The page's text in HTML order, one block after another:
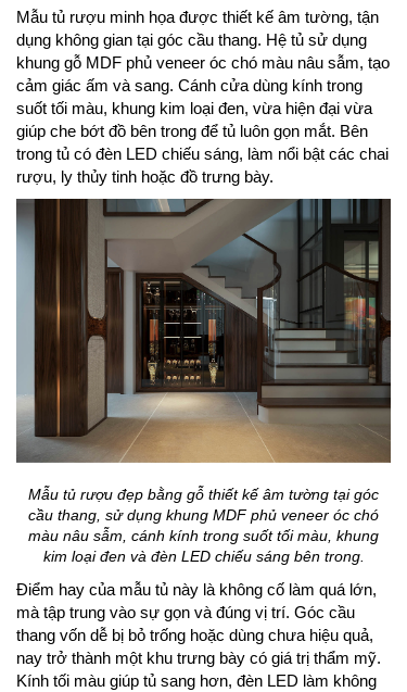
Mẫu tủ rượu minh họa được thiết kế âm tường, tận
dụng không gian tại góc cầu thang. Hệ tủ sử dụng
khung gỗ MDF phủ veneer óc chó màu nâu sẫm, tạo
cảm giác ấm và sang. Cánh cửa dùng kính trong
suốt tối màu, khung kim loại đen, vừa hiện đại vừa
giúp che bớt đồ bên trong để tủ luôn gọn mắt. Bên
trong tủ có đèn LED chiếu sáng, làm nổi bật các chai
rượu, ly thủy tinh hoặc đồ trưng bày.
Mẫu tủ rượu đẹp bằng gỗ thiết kế âm tường tại góc
cầu thang, sử dụng khung MDF phủ veneer óc chó
màu nâu sẫm, cánh kính trong suốt tối màu, khung
kim loại đen và đèn LED chiếu sáng bên trong.
Điểm hay của mẫu tủ này là không cố làm quá lớn,
mà tập trung vào sự gọn và đúng vị trí. Góc cầu
thang vốn dễ bị bỏ trống hoặc dùng chưa hiệu quả,
nay trở thành một khu trưng bày có giá trị thẩm mỹ.
Kính tối màu giúp tủ sang hơn, đèn LED làm không